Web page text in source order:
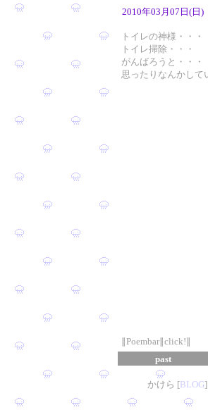
2010年03月07日(日)
トイレの神様・・・
トイレ掃除・・・
がんばろうと・・・
思ったりなんかして
∥Poembar∥click!∥
past
かけら [BLOG